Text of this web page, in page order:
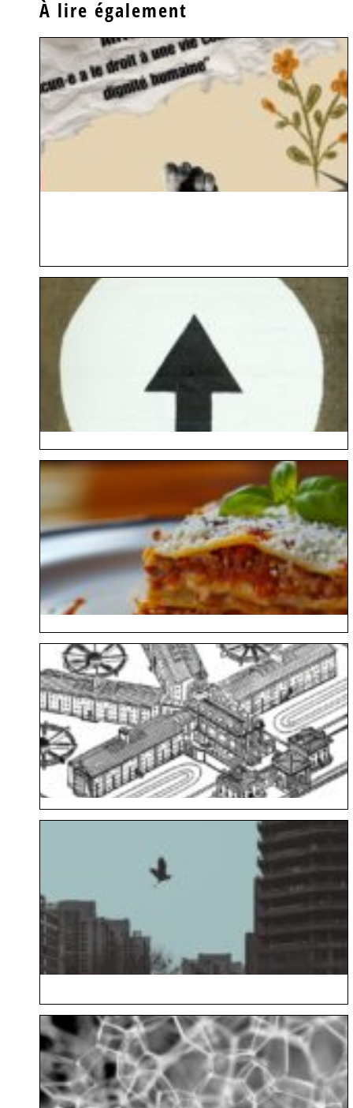
À lire également